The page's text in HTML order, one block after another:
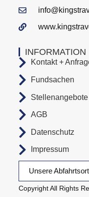
Copyright All Rights
Unsere
INFORMATION
Kontakt +
Fundsachen
Stellenangebote
AGB
Datenschutz
Impressum